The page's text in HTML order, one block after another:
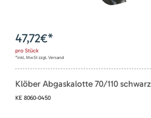
47,72€*
pro Stück
*inkl. MwSt zzgl. Versand
Klöber Abgaskalotte 70/110 schwarz
KE 8060-0450